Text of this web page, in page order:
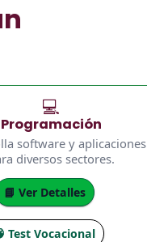
💻
Programación
software y aplicaciones
diversos sectores.
📘 Ver Detalles
Test Vocacional